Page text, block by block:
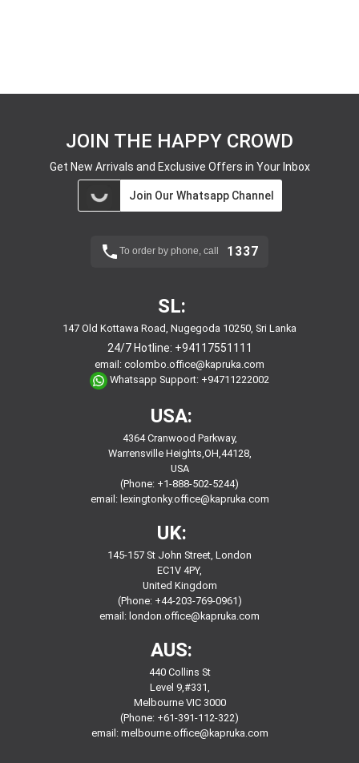
JOIN THE HAPPY CROWD
Get New Arrivals and Exclusive Offers in Your Inbox
Join Our Whatsapp Channel
To order by phone, call 1337
SL:
147 Old Kottawa Road, Nugegoda 10250, Sri Lanka
24/7 Hotline: +94117551111
email: colombo.office@kapruka.com
Whatsapp Support: +94711222002
USA:
4364 Cranwood Parkway,
Warrensville Heights,OH,44128,
USA
(Phone: +1-888-502-5244)
email: lexingtonky.office@kapruka.com
UK:
145-157 St John Street, London
EC1V 4PY,
United Kingdom
(Phone: +44-203-769-0961)
email: london.office@kapruka.com
AUS:
440 Collins St
Level 9,#331,
Melbourne VIC 3000
(Phone: +61-391-112-322)
email: melbourne.office@kapruka.com